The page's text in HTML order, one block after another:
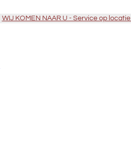
WIJ KOMEN NAAR U - Service op